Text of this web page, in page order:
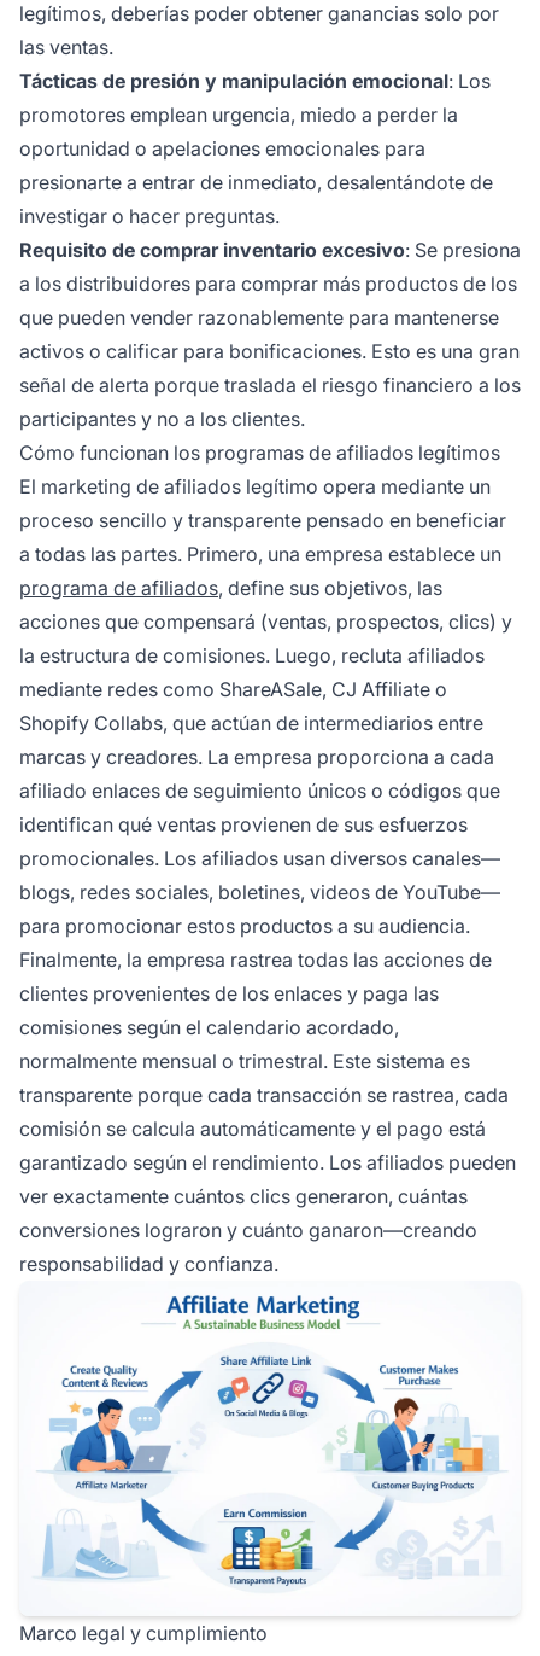
legítimos, deberías poder obtener ganancias solo por
las ventas.
Tácticas de presión y manipulación emocional: Los
promotores emplean urgencia, miedo a perder la
oportunidad o apelaciones emocionales para
presionarte a entrar de inmediato, desalentándote de
investigar o hacer preguntas.
Requisito de comprar inventario excesivo: Se presiona
a los distribuidores para comprar más productos de los
que pueden vender razonablemente para mantenerse
activos o calificar para bonificaciones. Esto es una gran
señal de alerta porque traslada el riesgo financiero a los
participantes y no a los clientes.
Cómo funcionan los programas de afiliados legítimos
El marketing de afiliados legítimo opera mediante un
proceso sencillo y transparente pensado en beneficiar
a todas las partes. Primero, una empresa establece un
programa de afiliados, define sus objetivos, las
acciones que compensará (ventas, prospectos, clics) y
la estructura de comisiones. Luego, recluta afiliados
mediante redes como ShareASale, CJ Affiliate o
Shopify Collabs, que actúan de intermediarios entre
marcas y creadores. La empresa proporciona a cada
afiliado enlaces de seguimiento únicos o códigos que
identifican qué ventas provienen de sus esfuerzos
promocionales. Los afiliados usan diversos canales—
blogs, redes sociales, boletines, videos de YouTube—
para promocionar estos productos a su audiencia.
Finalmente, la empresa rastrea todas las acciones de
clientes provenientes de los enlaces y paga las
comisiones según el calendario acordado,
normalmente mensual o trimestral. Este sistema es
transparente porque cada transacción se rastrea, cada
comisión se calcula automáticamente y el pago está
garantizado según el rendimiento. Los afiliados pueden
ver exactamente cuántos clics generaron, cuántas
conversiones lograron y cuánto ganaron—creando
responsabilidad y confianza.
Marco legal y cumplimiento